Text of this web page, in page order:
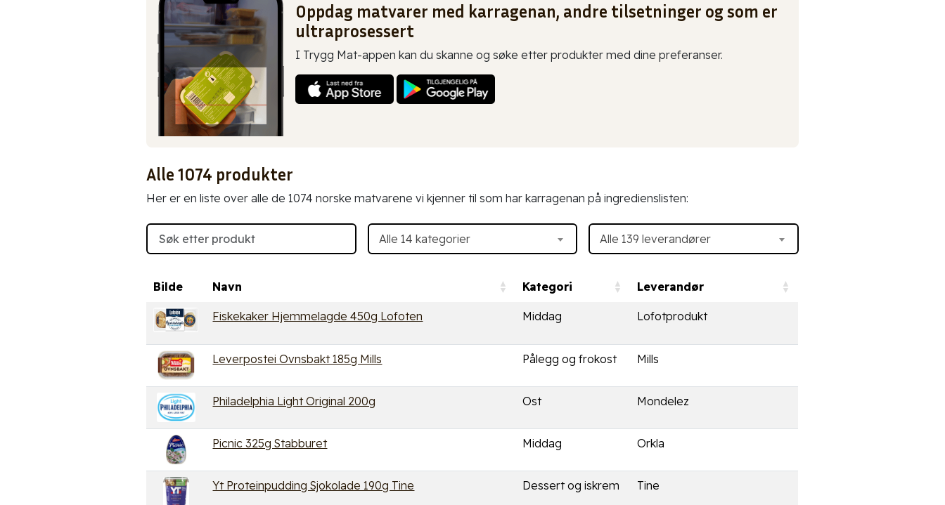
Oppdag matvarer med karragenan, andre tilsetninger og som er
ultraprosessert
I Trygg Mat-appen kan du skanne og søke etter produkter med dine preferanser.
Alle 1074 produkter
Her er en liste over alle de 1074 norske matvarene vi kjenner til som har karragenan på ingredienslisten:
Alle 14 kategorier Alle 139 leverandører
Bilde Navn Kategori Leverandør
Fiskekaker Hjemmelagde 450g Lofoten Middag Lofotprodukt
Leverpostei Ovnsbakt 185g Mills Pålegg og frokost Mills
Philadelphia Light Original 200g Ost Mondelez
Picnic 325g Stabburet Middag Orkla
Yt Proteinpudding Sjokolade 190g Tine Dessert og iskrem Tine